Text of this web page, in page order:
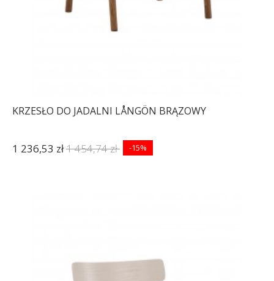
KRZESŁO DO JADALNI LÅNGÖN BRĄZOWY
1 236,53 zł1 454,74 zł -15%